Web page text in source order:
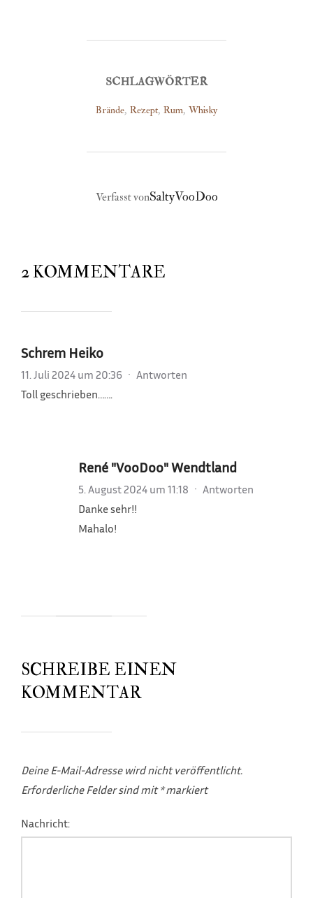
SCHLAGWÖRTER
Brände, Rezept, Rum, Whisky
BEITRAGSAUTOR
Verfasst vonSaltyVooDoo
2 KOMMENTARE
Schrem Heiko
11. Juli 2024 um 20:36 · Antworten
Toll geschrieben…….
René "VooDoo" Wendtland
5. August 2024 um 11:18 · Antworten
Danke sehr!!
Mahalo!
SCHREIBE EINEN
KOMMENTAR
Deine E-Mail-Adresse wird nicht veröffentlicht.
Erforderliche Felder sind mit*markiert
Nachricht: